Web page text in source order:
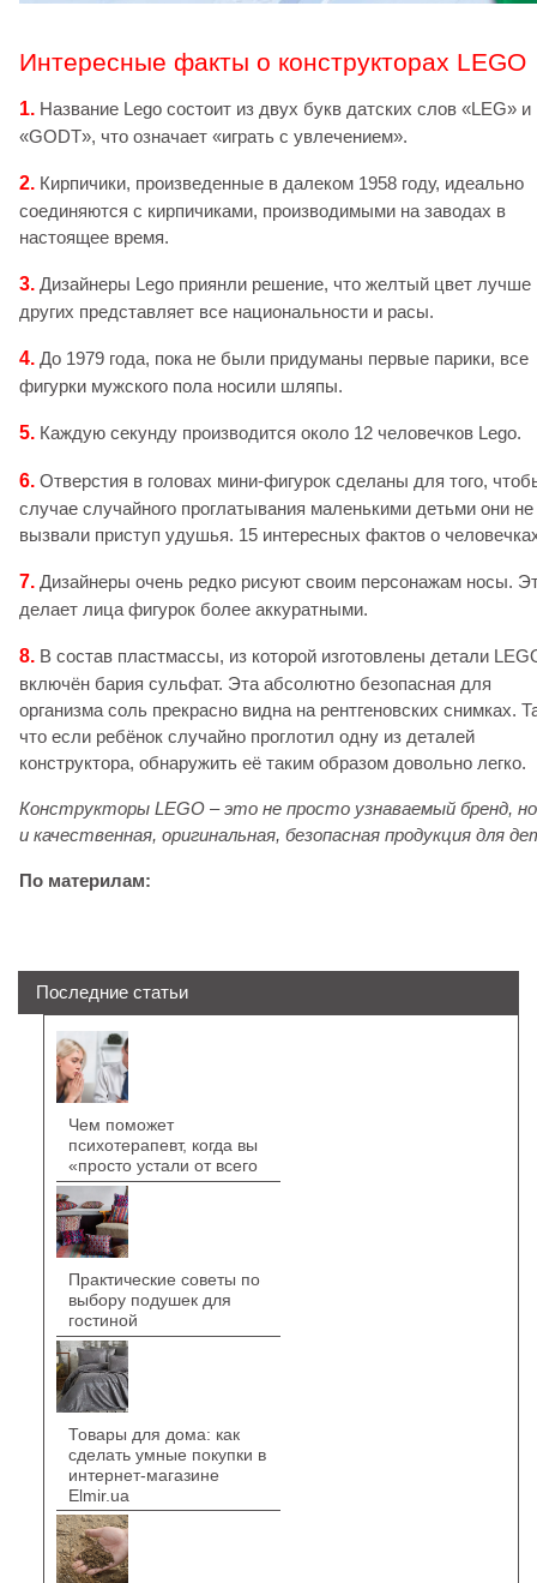
Интересные факты о конструкторах LEGO
1. Название Lego состоит из двух букв датских слов «LEG» и
«GODT», что означает «играть с увлечением».
2. Кирпичики, произведенные в далеком 1958 году, идеально
соединяются с кирпичиками, производимыми на заводах в
настоящее время.
3. Дизайнеры Lego приянли решение, что желтый цвет лучше
других представляет все национальности и расы.
4. До 1979 года, пока не были придуманы первые парики, все
фигурки мужского пола носили шляпы.
5. Каждую секунду производится около 12 человечков Lego.
6. Отверстия в головах мини-фигурок сделаны для того,
случае случайного проглатывания маленькими детьми они не
вызвали приступ удушья. 15 интересных фактов о
7. Дизайнеры очень редко рисуют своим персонажам носы.
делает лица фигурок более аккуратными.
8. В состав пластмассы, из которой изготовлены детали
включён бария сульфат. Эта абсолютно безопасная для
организма соль прекрасно видна на рентгеновских снимках.
что если ребёнок случайно проглотил одну из деталей
конструктора, обнаружить её таким образом довольно легко.
Конструкторы LEGO – это не просто узнаваемый бренд,
и качественная, оригинальная, безопасная продукция для
По материлам:
Последние статьи
Чем поможет
психотерапевт, когда вы
«просто устали от всего
Практические советы по
выбору подушек для
гостиной
Товары для дома: как
сделать умные покупки в
интернет-магазине
Elmir.ua